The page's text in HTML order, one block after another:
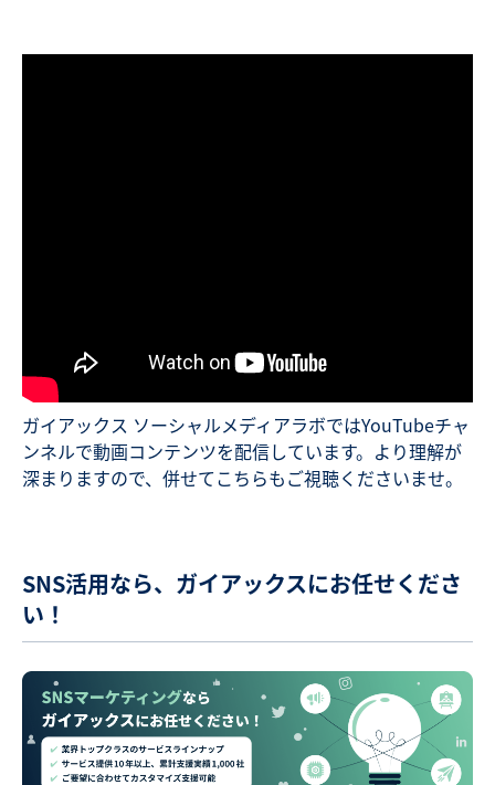
ガイアックス ソーシャルメディアラボではYouTubeチャ
ンネルで動画コンテンツを配信しています。より理解が
深まりますので、併せてこちらもご視聴くださいませ。
SNS活用なら、ガイアックスにお任せくださ
い！